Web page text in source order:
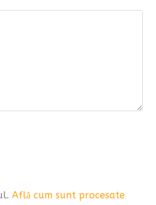
Află cum sunt procesate